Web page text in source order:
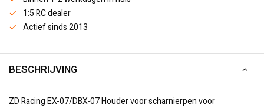
1:5 RC dealer
Actief sinds 2013
BESCHRIJVING
ZD Racing EX-07/DBX-07 Houder voor scharnierpen voor